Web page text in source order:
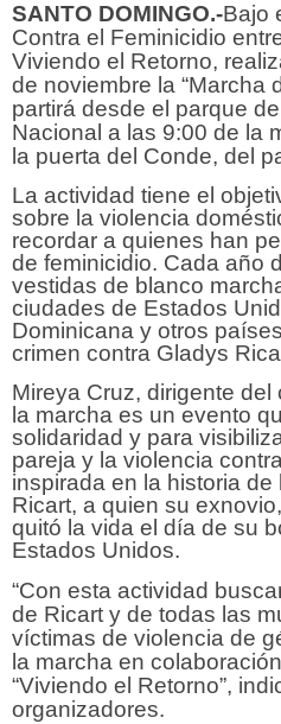
SANTO DOMINGO.-Bajo
Contra el Feminicidio
Viviendo el Retorno,
de noviembre la “Marcha
partirá desde el parque
Nacional a las 9:00 de la
la puerta del Conde, del
La actividad tiene el
sobre la violencia
recordar a quienes han
de feminicidio. Cada año
vestidas de blanco
ciudades de Estados
Dominicana y otros
crimen contra Gladys
Mireya Cruz, dirigente
la marcha es un evento
solidaridad y para
pareja y la violencia
inspirada en la historia
Ricart, a quien su
quitó la vida el día de su
Estados Unidos.
“Con esta actividad
de Ricart y de todas las
víctimas de violencia de
la marcha en
“Viviendo el Retorno”,
organizadores.